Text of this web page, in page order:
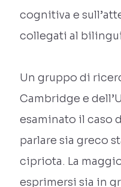
cognitiva e
collegati al
Un gruppo di
Cambridge e
esaminato il caso
parlare sia greco
cipriota. La
esprimersi sia in